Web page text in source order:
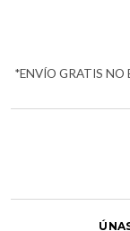
*ENVÍO GRATIS NO